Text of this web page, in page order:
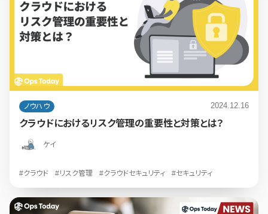
ノウハウ 2024.12.16
クラウドにおけるリスク管理の重要性と対策とは？
ケイ
#クラウド #リスク管理 #クラウドセキュリティ #セキュリティ